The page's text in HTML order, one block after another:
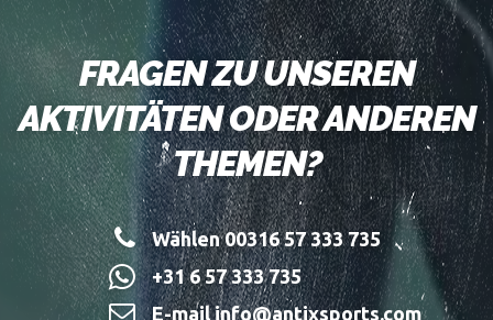
FRAGEN ZU UNSEREN
AKTIVITÄTEN ODER ANDEREN
THEMEN?
Wählen 00316 57 333 735
+31 6 57 333 735
E-mail info@antixsports.com